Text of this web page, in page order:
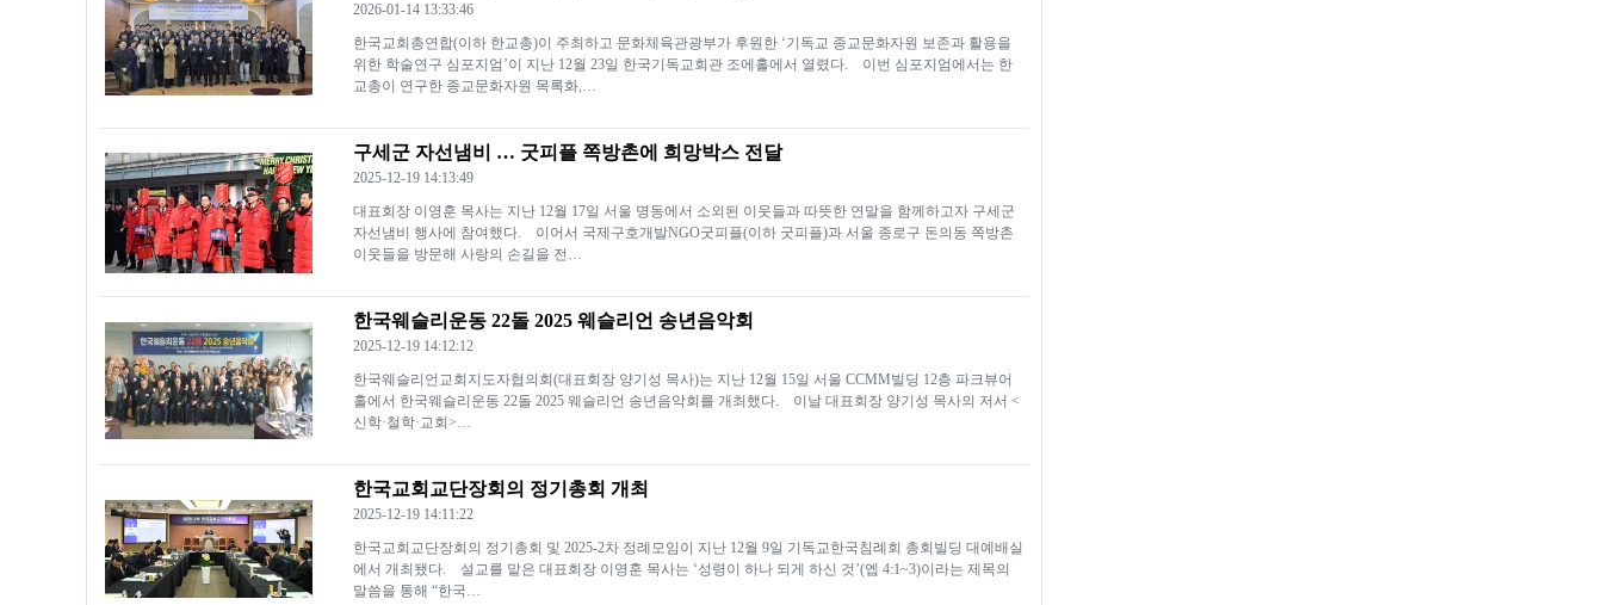
2026-01-14 13:33:46
한국교회총연합(이하 한교총)이 주최하고 문화체육관광부가 후원한 ‘기독교 종교문화자원 보존과 활용을
위한 학술연구 심포지엄’이 지난 12월 23일 한국기독교회관 조에홀에서 열렸다. 이번 심포지엄에서는 한
교총이 연구한 종교문화자원 목록화,…
구세군 자선냄비 … 굿피플 쪽방촌에 희망박스 전달
2025-12-19 14:13:49
대표회장 이영훈 목사는 지난 12월 17일 서울 명동에서 소외된 이웃들과 따뜻한 연말을 함께하고자 구세군
자선냄비 행사에 참여했다. 이어서 국제구호개발NGO굿피플(이하 굿피플)과 서울 종로구 돈의동 쪽방촌
이웃들을 방문해 사랑의 손길을 전…
한국웨슬리운동 22돌 2025 웨슬리언 송년음악회
2025-12-19 14:12:12
한국웨슬리언교회지도자협의회(대표회장 양기성 목사)는 지난 12월 15일 서울 CCMM빌딩 12층 파크뷰어
홀에서 한국웨슬리운동 22돌 2025 웨슬리언 송년음악회를 개최했다. 이날 대표회장 양기성 목사의 저서 <
신학·철학·교회>…
한국교회교단장회의 정기총회 개최
2025-12-19 14:11:22
한국교회교단장회의 정기총회 및 2025-2차 정례모임이 지난 12월 9일 기독교한국침례회 총회빌딩 대예배실
에서 개최됐다. 설교를 맡은 대표회장 이영훈 목사는 ‘성령이 하나 되게 하신 것’(엡 4:1~3)이라는 제목의
말씀을 통해 “한국…